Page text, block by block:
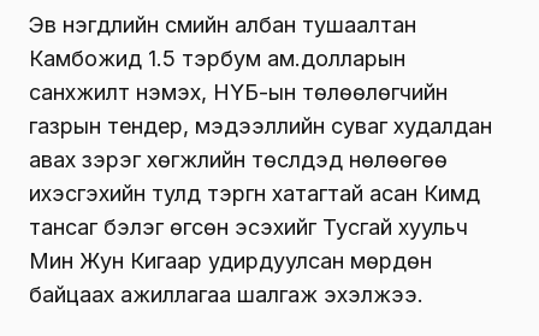
Эв нэгдлийн сүмийн албан тушаалтан
Камбожид 1.5 тэрбум ам.долларын
санхүүжилт нэмэх, НҮБ-ын төлөөлөгчийн
газрын тендер, мэдээллийн суваг худалдан
авах зэрэг хөгжлийн төслүүдэд нөлөөгөө
ихэсгэхийн тулд тэргүүн хатагтай асан Кимд
тансаг бэлэг өгсөн эсэхийг Тусгай хуульч
Мин Жун Кигаар удирдуулсан мөрдөн
байцаах ажиллагаа шалгаж эхэлжээ.